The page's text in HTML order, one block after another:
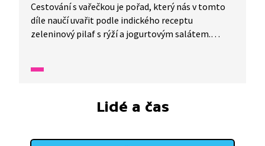
Cestování s vařečkou je pořad, který nás v tomto
díle naučí uvařit podle indického receptu
zeleninový pilaf s rýží a jogurtovým salátem.
netradičně prostřený stůl, na kterém toho
Lidé a čas